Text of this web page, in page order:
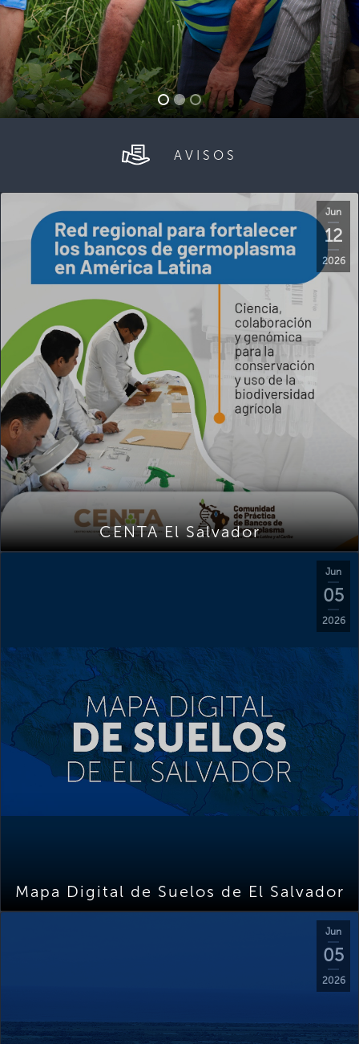
AVISOS
Jun
12
2026
CENTA El Salvador
Jun
05
2026
Mapa Digital de Suelos de El Salvador
Jun
05
2026